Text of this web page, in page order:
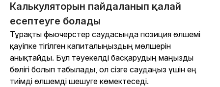
Калькуляторын пайдаланып қалай
есептеуге болады
Тұрақты фьючерстер саудасында позиция өлшемі
қауіпке тігілген капиталыңыздың мөлшерін
анықтайды. Бұл тәуекелді басқарудың маңызды
бөлігі болып табылады, ол сізге саудаңыз үшін ең
тиімді өлшемді шешуге көмектеседі.